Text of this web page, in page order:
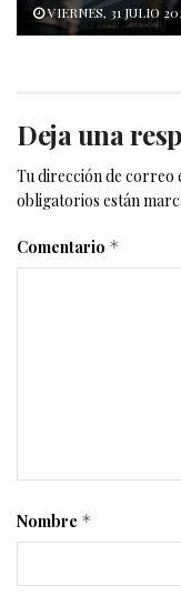
VIERNES, 31 JULIO
Deja una
Tu dirección de correo
obligatorios están
Comentario *
Nombre *